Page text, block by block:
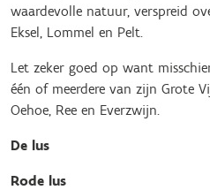
waardevolle natuur, verspreid
Eksel, Lommel en Pelt.
Let zeker goed op want
één of meerdere van zijn Grote
Oehoe, Ree en Everzwijn.
De lus
Rode lus